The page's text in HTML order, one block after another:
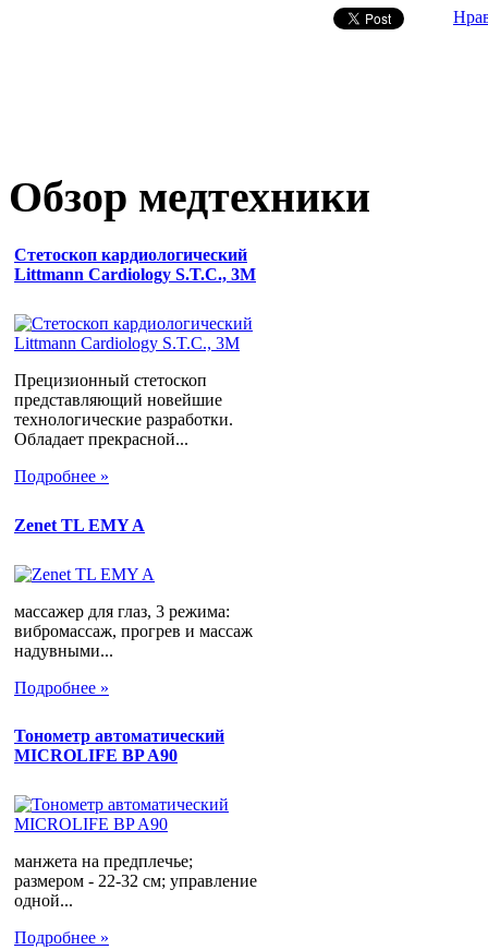
Обзор медтехники
Стетоскоп кардиологический
Littmann Cardiology S.T.C., 3M
Прецизионный стетоскоп
представляющий новейшие
технологические разработки.
Обладает прекрасной...
Подробнее »
Zenet TL EMY A
массажер для глаз, 3 режима:
вибромассаж, прогрев и массаж
надувными...
Подробнее »
Тонометр автоматический
MICROLIFE BP A90
манжета на предплечье;
размером - 22-32 см; управление
одной...
Подробнее »